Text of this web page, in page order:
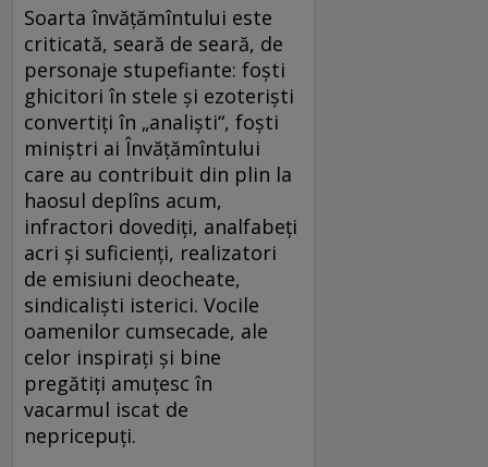
Soarta învățămîntului este
criticată, seară de seară, de
personaje stupefiante: foști
ghicitori în stele și ezoteriști
convertiți în „analiști“, foști
miniștri ai Învățămîntului
care au contribuit din plin la
haosul deplîns acum,
infractori dovediți, analfabeți
acri și suficienți, realizatori
de emisiuni deocheate,
sindicaliști isterici. Vocile
oamenilor cumsecade, ale
celor inspirați și bine
pregătiți amuțesc în
vacarmul iscat de
nepricepuți.